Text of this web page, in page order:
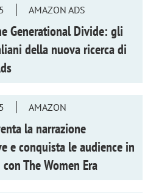
AMAZON ADS
Generational Divide: gli
della nuova ricerca di
AMAZON
la narrazione
e conquista le audience in
The Women Era